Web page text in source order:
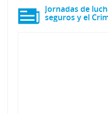
Jornadas de
seguros y el